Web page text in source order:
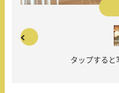
タップすると